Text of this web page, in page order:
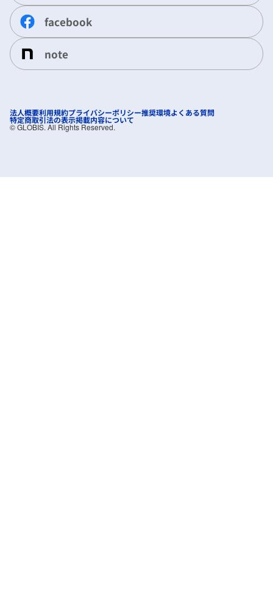
facebook
note
法人概要利用規約プライバシーポリシー推奨環境よくある質問
特定商取引法の表示掲載内容について
©︎ GLOBIS. All Rights Reserved.